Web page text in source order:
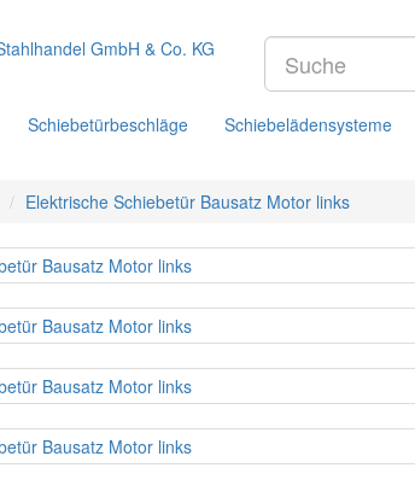
Schiebetürbeschläge Schiebelädensysteme
Elektrische Schiebetür Bausatz Motor links